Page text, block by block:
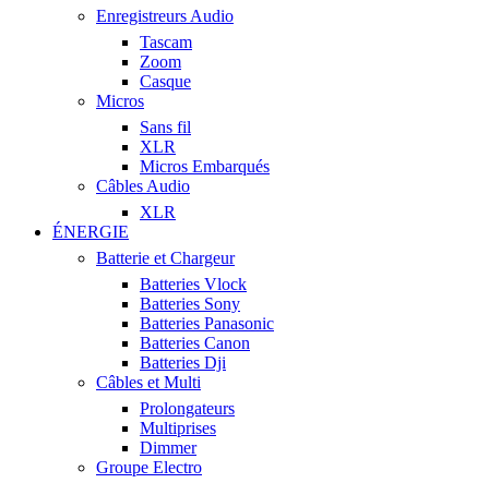
Enregistreurs Audio
Tascam
Zoom
Casque
Micros
Sans fil
XLR
Micros Embarqués
Câbles Audio
XLR
ÉNERGIE
Batterie et Chargeur
Batteries Vlock
Batteries Sony
Batteries Panasonic
Batteries Canon
Batteries Dji
Câbles et Multi
Prolongateurs
Multiprises
Dimmer
Groupe Electro